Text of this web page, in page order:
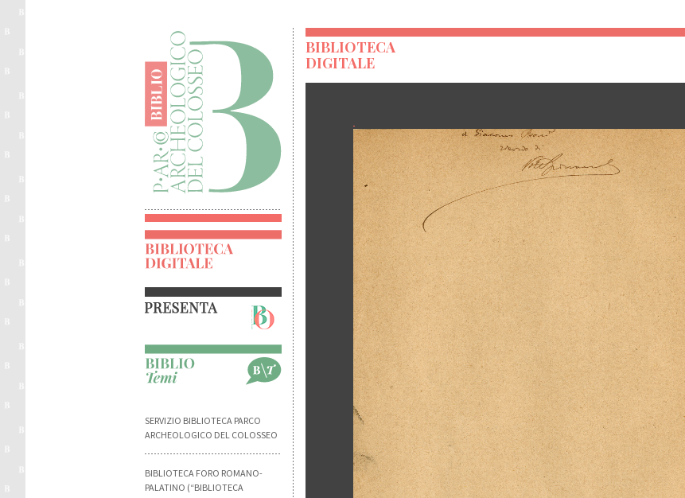
SERVIZIO BIBLIOTECA PARCO
ARCHEOLOGICO DEL COLOSSEO
BIBLIOTECA FORO ROMANO-
PALATINO (“BIBLIOTECA
BIBLIOTECA
DIGITALE